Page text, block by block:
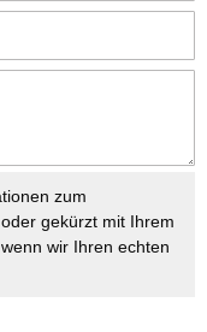
zum
gekürzt mit Ihrem
wir Ihren echten